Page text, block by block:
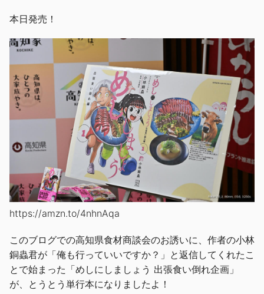
本日発売！
https://amzn.to/4nhnAqa
このブログでの高知県食材商談会のお誘いに、作者の小林
銅蟲君が「俺も行っていいですか？」と返信してくれたこ
とで始まった「めしにしましょう 出張食い倒れ企画」
が、とうとう単行本になりましたよ！